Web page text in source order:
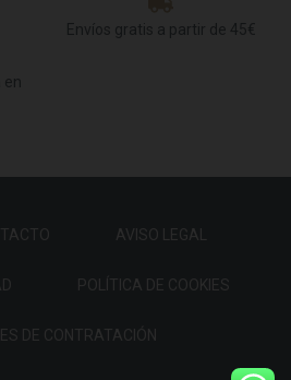
Envíos gratis a partir de 45€
en
AVISO LEGAL
POLÍTICA DE COOKIES
DE CONTRATACIÓN